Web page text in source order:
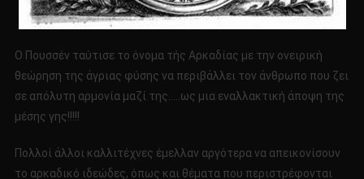
Ο Πουσσέν ταύτισε το όνομα τής Αρκαδίας με την ονειρική
θεώρηση της άγριας φύσης να περιβάλλει τον άνθρωπο που ζει
σε απόλυτη αρμονία μαζί της…..ως μια εναλλακτική άποψη της
μέσης γης!!!!!
Πολλοί άλλοι καλλιτέχνες έμελλαν αργότερα να απεικονίσουν
το αρκαδικό ιδεώδες, όπως και θέματα που περιστρέφονται